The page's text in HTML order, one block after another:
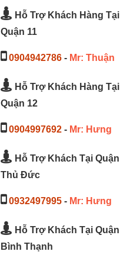
Hỗ Trợ Khách Hàng Tại
Quận 11
0904942786- Mr: Thuận
Hỗ Trợ Khách Hàng Tại
Quận 12
0904997692- Mr: Hưng
Hỗ Trợ Khách Tại Quận
Thủ Đức
0932497995- Mr: Hưng
Hỗ Trợ Khách Tại Quận
Bình Thạnh